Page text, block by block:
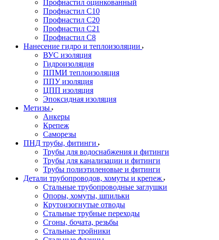
Профнастил оцинкованный
Профнастил С10
Профнастил С20
Профнастил С21
Профнастил С8
Нанесение гидро и теплоизоляции
ВУС изоляция
Гидроизоляция
ППМИ теплоизоляция
ППУ изоляция
ЦПП изоляция
Эпоксидная изоляция
Метизы
Анкеры
Крепеж
Саморезы
ПНД трубы, фитинги
Трубы для водоснабжения и фитинги
Трубы для канализации и фитинги
Трубы полиэтиленовые и фитинги
Детали трубопроводов, хомуты и крепеж
Стальные трубопроводные заглушки
Опоры, хомуты, шпильки
Крутоизогнутые отводы
Стальные трубные переходы
Сгоны, бочата, резьбы
Стальные тройники